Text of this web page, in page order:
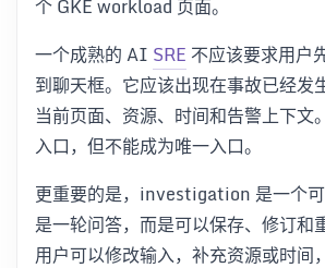
个 GKE workload 页面。
一个成熟的 AI SRE 不应该要求用户
到聊天框。它应该出现在事故已经发
当前页面、资源、时间和告警上下文
入口，但不能成为唯一入口。
更重要的是，investigation 是一个
是一轮问答，而是可以保存、修订和
用户可以修改输入，补充资源或时间